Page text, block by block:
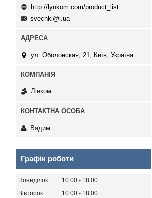
http://lynkom.com/product_list
svechki@i.ua
ул. Оболонская, 21, Київ, Україна
Лінком
Вадим
Графік роботи
Понеділок 10:00
18:00
Вівторок
10:00
18:00